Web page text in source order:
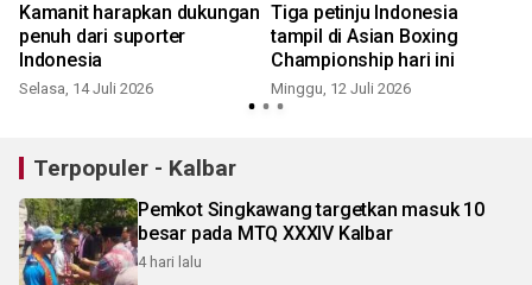
Kamanit harapkan dukungan
penuh dari suporter
Indonesia
Selasa, 14 Juli 2026
Tiga petinju Indonesia
tampil di Asian Boxing
Championship hari ini
Minggu, 12 Juli 2026
Terpopuler - Kalbar
Pemkot Singkawang targetkan masuk 10
besar pada MTQ XXXIV Kalbar
4 hari lalu